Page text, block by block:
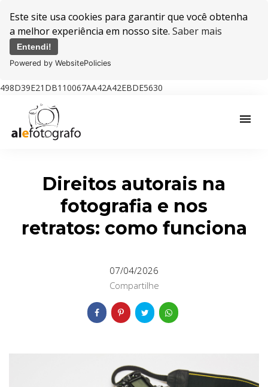
Este site usa cookies para garantir que você obtenha
a melhor experiência em nosso site. Saber mais
Entendi!
Powered by WebsitePolicies
498D39E21DB110067AA42A42EBDE5630
menu
Direitos autorais na
fotografia e nos
retratos: como funciona
07/04/2026
Compartilhe